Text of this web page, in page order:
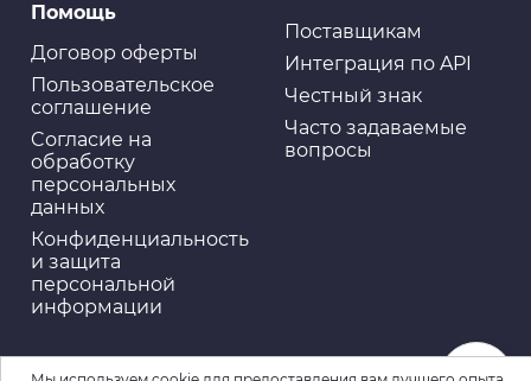
Помощь
Договор оферты
Пользовательское
соглашение
Cогласие на
обработку
персональных
данных
Конфиденциальность
и защита
персональной
информации
Поставщикам
Интеграция по API
Честный знак
Часто задаваемые
вопросы